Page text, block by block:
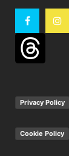
Privacy Policy
Cookie Policy